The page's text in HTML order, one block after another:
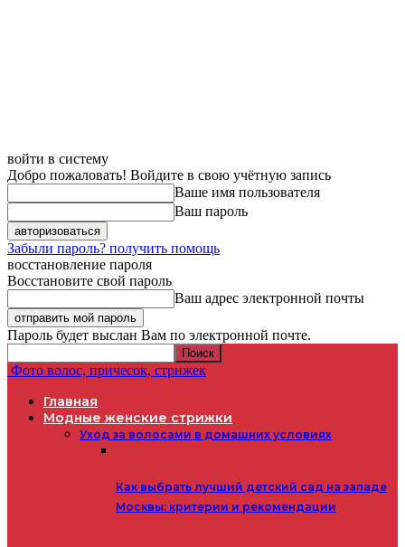
войти в систему
Добро пожаловать! Войдите в свою учётную запись
Ваше имя пользователя
Ваш пароль
Забыли пароль? получить помощь
восстановление пароля
Восстановите свой пароль
Ваш адрес электронной почты
Пароль будет выслан Вам по электронной почте.
Фото волос, причесок, стрижек
Главная
Модные женские стрижки
Уход за волосами в домашних условиях
Как выбрать лучший детский сад на западе
Москвы: критерии и рекомендации